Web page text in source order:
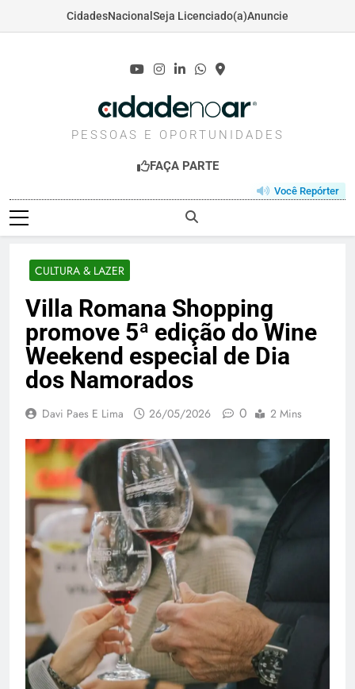
CidadesNacional Seja Licenciado(a)Anuncie
CIDADENOAR.COM
PESSOAS E OPORTUNIDADES
FAÇA PARTE
Você Repórter
CULTURA & LAZER
Villa Romana Shopping
promove 5ª edição do Wine
Weekend especial de Dia
dos Namorados
Davi Paes E Lima 26/05/2026 0 2 Mins